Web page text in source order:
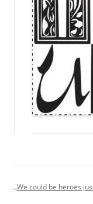
„We could be heroes